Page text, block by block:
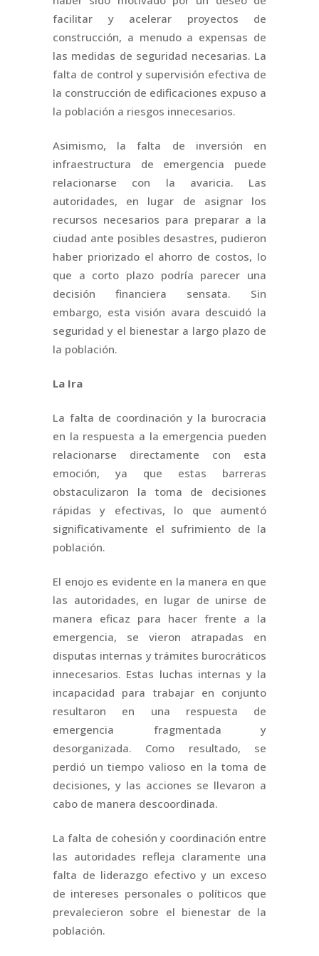
facilitar y acelerar proyectos de
construcción, a menudo a expensas de
las medidas de seguridad necesarias. La
falta de control y supervisión efectiva de
la construcción de edificaciones expuso a
la población a riesgos innecesarios.
Asimismo, la falta de inversión en
infraestructura de emergencia puede
relacionarse con la avaricia. Las
autoridades, en lugar de asignar los
recursos necesarios para preparar a la
ciudad ante posibles desastres, pudieron
haber priorizado el ahorro de costos, lo
que a corto plazo podría parecer una
decisión financiera sensata. Sin
embargo, esta visión avara descuidó la
seguridad y el bienestar a largo plazo de
la población.
La Ira
La falta de coordinación y la burocracia
en la respuesta a la emergencia pueden
relacionarse directamente con esta
emoción, ya que estas barreras
obstaculizaron la toma de decisiones
rápidas y efectivas, lo que aumentó
significativamente el sufrimiento de la
población.
El enojo es evidente en la manera en que
las autoridades, en lugar de unirse de
manera eficaz para hacer frente a la
emergencia, se vieron atrapadas en
disputas internas y trámites burocráticos
innecesarios. Estas luchas internas y la
incapacidad para trabajar en conjunto
resultaron en una respuesta de
emergencia fragmentada y
desorganizada. Como resultado, se
perdió un tiempo valioso en la toma de
decisiones, y las acciones se llevaron a
cabo de manera descoordinada.
La falta de cohesión y coordinación entre
las autoridades refleja claramente una
falta de liderazgo efectivo y un exceso
de intereses personales o políticos que
prevalecieron sobre el bienestar de la
población.